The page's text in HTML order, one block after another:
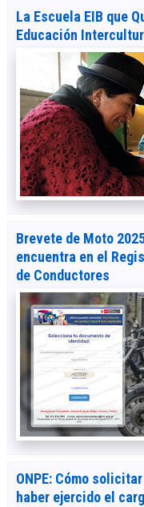
La Escuela EIB que
Educación
Brevete de Moto
encuentra en el
de Conductores
ONPE: Cómo
haber ejercido el